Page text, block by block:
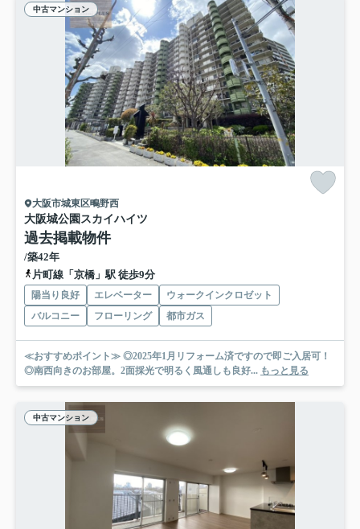
中古マンション
大阪市城東区鴫野西
大阪城公園スカイハイツ
過去掲載物件
/築42年
片町線「京橋」駅 徒歩9分
陽当り良好 エレベーター
ウォークインクロゼット
バルコニー
フローリング 都市ガス
≪おすすめポイント≫ ◎2025年1月リフォーム済ですので即ご入居可！
◎南西向きのお部屋。2面採光で明るく風通しも良好... もっと見る
中古マンション